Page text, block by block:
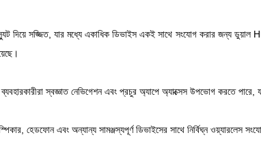
সজ্জিত, যার মধ্যে একাধিক ডিভাইস একই সাথে সংযোগ করার জন্য ডুয়াল
স্বজ্ঞাত নেভিগেশন এবং প্রচুর অ্যাপে অ্যাক্সেস উপভোগ করতে পারে,
হেডফোন এবং অন্যান্য সামঞ্জস্যপূর্ণ ডিভাইসের সাথে নির্বিঘ্ন ওয়্যারলেস